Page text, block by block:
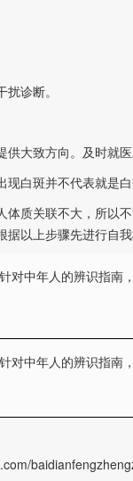
诊断。
致方向。及时就医
现白斑并不代表就是
关联不大，所以不
以上步骤先进行自
对中年人的辨识指南
对中年人的辨识指南